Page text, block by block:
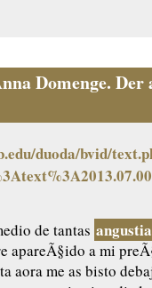
Domenge.
duoda/bvid/
de tantas angustia
apareÃ§ido a mi
aora me as bisto